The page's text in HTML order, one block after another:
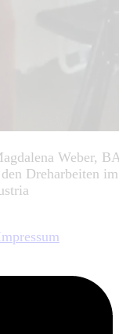
Weber,
Dreharbeiten im